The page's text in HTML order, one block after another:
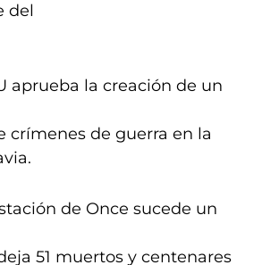
del
aprueba la creación de un
crímenes de guerra en la
de Once sucede un
51 muertos y centenares